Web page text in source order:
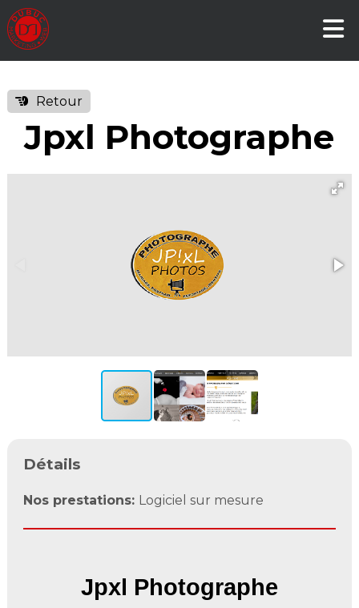
Retour
Jpxl Photographe
Détails
Nos prestations: Logiciel sur mesure
Jpxl Photographe